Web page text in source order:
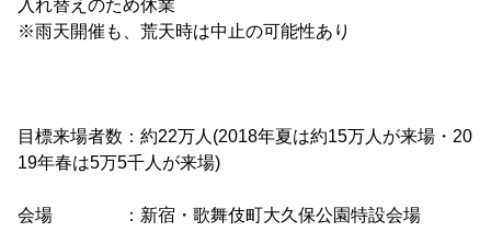
入れ替えのため休業
※雨天開催も、荒天時は中止の可能性あり
目標来場者数：約22万人(2018年夏は約15万人が来場・20
19年春は5万5千人が来場)
会場 ：新宿・歌舞伎町大久保公園特設会場